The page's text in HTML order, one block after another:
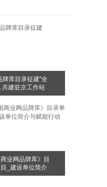
牌库目录征建"全
共建驻京工作站
业网品牌库》目
_建设单位简介